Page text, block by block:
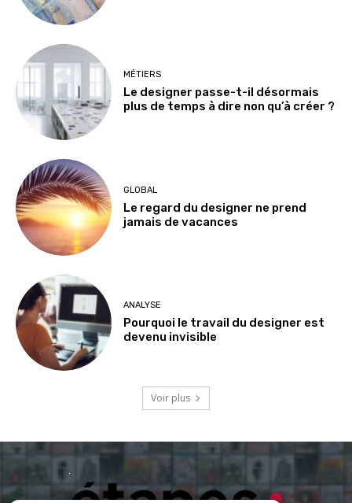
MÉTIERS
Le designer passe-t-il désormais
plus de temps à dire non qu’à créer ?
GLOBAL
Le regard du designer ne prend
jamais de vacances
ANALYSE
Pourquoi le travail du designer est
devenu invisible
Voir plus